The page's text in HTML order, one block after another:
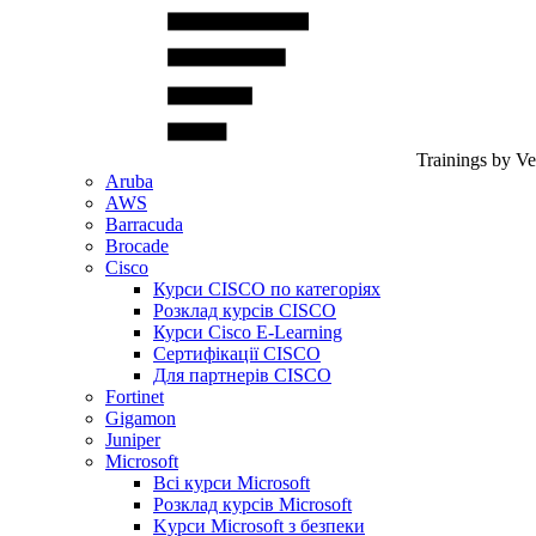
Trainings by
Aruba
AWS
Barracuda
Brocade
Cisco
Курси CISCO по категоріях
Розклад курсів CISCO
Курси Cisco E-Learning
Сертифікації CISCO
Для партнерів CISCO
Fortinet
Gigamon
Juniper
Microsoft
Всі курси Microsoft
Розклад курсів Microsoft
Kyрси Microsoft з безпеки